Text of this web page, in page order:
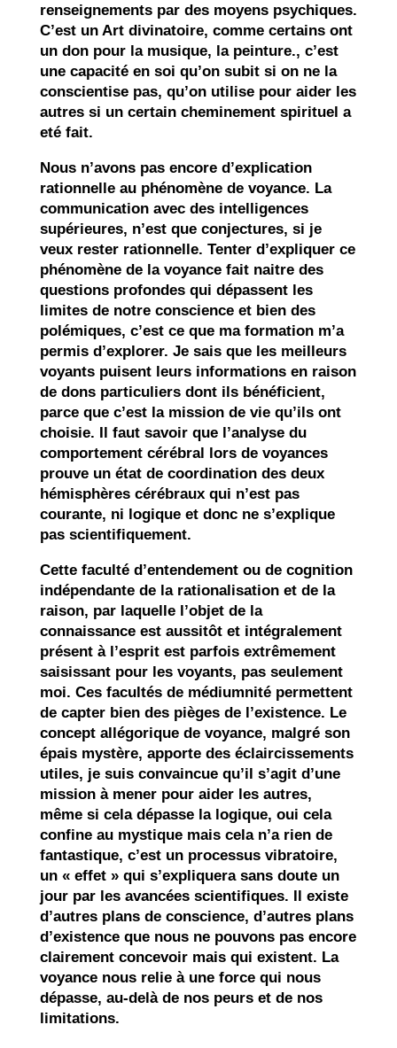
renseignements par des moyens psychiques.
C’est un Art divinatoire, comme certains ont
un don pour la musique, la peinture., c’est
une capacité en soi qu’on subit si on ne la
conscientise pas, qu’on utilise pour aider les
autres si un certain cheminement spirituel a
eté fait.
Nous n’avons pas encore d’explication
rationnelle au phénomène de voyance. La
communication avec des intelligences
supérieures, n’est que conjectures, si je
veux rester rationnelle. Tenter d’expliquer ce
phénomène de la voyance fait naitre des
questions profondes qui dépassent les
limites de notre conscience et bien des
polémiques, c’est ce que ma formation m’a
permis d’explorer. Je sais que les meilleurs
voyants puisent leurs informations en raison
de dons particuliers dont ils bénéficient,
parce que c’est la mission de vie qu’ils ont
choisie. Il faut savoir que l’analyse du
comportement cérébral lors de voyances
prouve un état de coordination des deux
hémisphères cérébraux qui n’est pas
courante, ni logique et donc ne s’explique
pas scientifiquement.
Cette faculté d’entendement ou de cognition
indépendante de la rationalisation et de la
raison, par laquelle l’objet de la
connaissance est aussitôt et intégralement
présent à l’esprit est parfois extrêmement
saisissant pour les voyants, pas seulement
moi. Ces facultés de médiumnité permettent
de capter bien des pièges de l’existence. Le
concept allégorique de voyance, malgré son
épais mystère, apporte des éclaircissements
utiles, je suis convaincue qu’il s’agit d’une
mission à mener pour aider les autres,
même si cela dépasse la logique, oui cela
confine au mystique mais cela n’a rien de
fantastique, c’est un processus vibratoire,
un « effet » qui s’expliquera sans doute un
jour par les avancées scientifiques. Il existe
d’autres plans de conscience, d’autres plans
d’existence que nous ne pouvons pas encore
clairement concevoir mais qui existent. La
voyance nous relie à une force qui nous
dépasse, au-delà de nos peurs et de nos
limitations.